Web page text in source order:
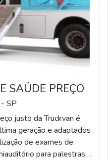
SAÚDE PREÇO
SP
justo da Truckvan é
geração e adaptados
de exames de
para palestras e